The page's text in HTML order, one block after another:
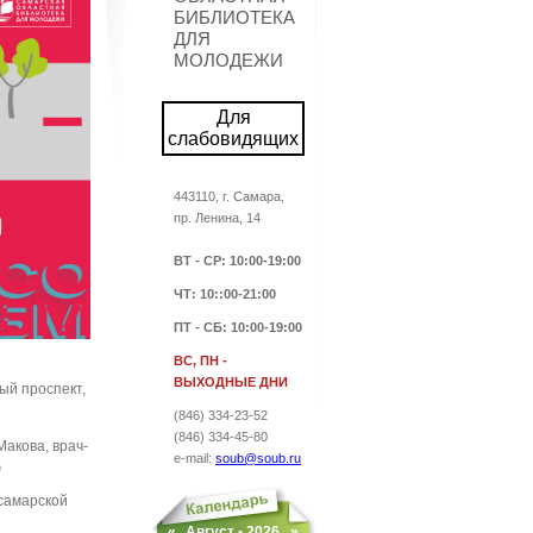
проспект,
врач-
БИБЛИОТЕКА
ДЛЯ
МОЛОДЕЖИ
Для
слабовидящих
443110, г. Самара,
пр. Ленина, 14
ВТ - СР: 10:00-19:00
ЧТ: 10::00-21:00
ПТ - СБ: 10:00-19:00
ВС, ПН -
ВЫХОДНЫЕ ДНИ
(846) 334-23-52
(846) 334-45-80
e-mail: soub@soub.ru